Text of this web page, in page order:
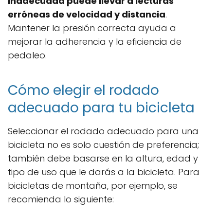
erróneas de velocidad y distancia.
Mantener la presión correcta ayuda a
mejorar la adherencia y la eficiencia de
pedaleo.
Cómo elegir el rodado
adecuado para tu bicicleta
Seleccionar el rodado adecuado para una
bicicleta no es solo cuestión de preferencia;
también debe basarse en la altura, edad y
tipo de uso que le darás a la bicicleta. Para
bicicletas de montaña, por ejemplo, se
recomienda lo siguiente: